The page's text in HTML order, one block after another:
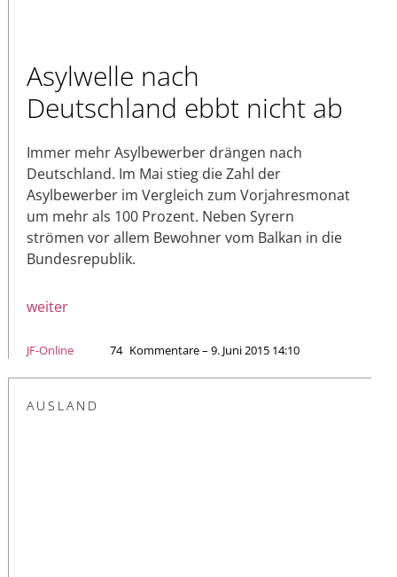
Asylwelle nach
Deutschland ebbt nicht ab
Immer mehr Asylbewerber drängen nach
Deutschland. Im Mai stieg die Zahl der
Asylbewerber im Vergleich zum Vorjahresmonat
um mehr als 100 Prozent. Neben Syrern
strömen vor allem Bewohner vom Balkan in die
Bundesrepublik.
weiter
JF-Online 74 Kommentare – 9. Juni 2015 14:10
AUSLAND